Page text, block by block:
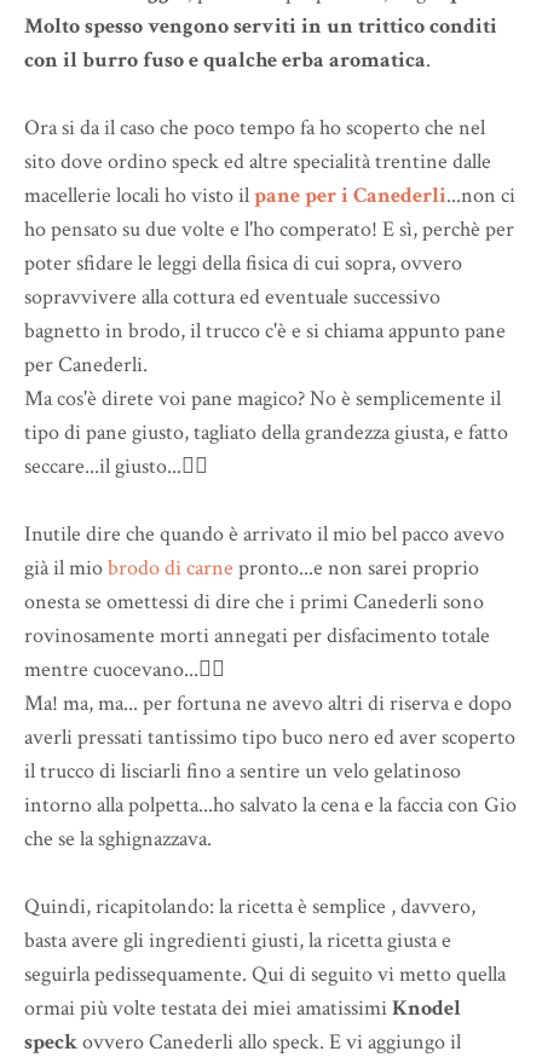
Molto spesso vengono serviti in un trittico conditi
con il burro fuso e qualche erba aromatica.
Ora si da il caso che poco tempo fa ho scoperto che nel
sito dove ordino speck ed altre specialità trentine dalle
macellerie locali ho visto ilpane per i Canederli...non ci
ho pensato su due volte e l'ho comperato! E sì, perchè per
poter sfidare le leggi della fisica di cui sopra, ovvero
sopravvivere alla cottura ed eventuale successivo
bagnetto in brodo, il trucco c'è e si chiama appunto pane
per Canederli.
Ma cos'è direte voi pane magico? No è semplicemente il
tipo di pane giusto, tagliato della grandezza giusta, e fatto
seccare...il giusto...🤷‍♀️
Inutile dire che quando è arrivato il mio bel pacco avevo
già il miobrodo di carne pronto...e non sarei proprio
onesta se omettessi di dire che i primi Canederli sono
rovinosamente morti annegati per disfacimento totale
mentre cuocevano...🤦‍♀️
Ma! ma, ma... per fortuna ne avevo altri di riserva e dopo
averli pressati tantissimo tipo buco nero ed aver scoperto
il trucco di lisciarli fino a sentire un velo gelatinoso
intorno alla polpetta...ho salvato la cena e la faccia con Gio
che se la sghignazzava.
Quindi, ricapitolando: la ricetta è semplice , davvero,
basta avere gli ingredienti giusti, la ricetta giusta e
seguirla pedissequamente. Qui di seguito vi metto quella
ormai più volte testata dei miei amatissimiKnodel
speckovvero Canederli allo speck. E vi aggiungo il